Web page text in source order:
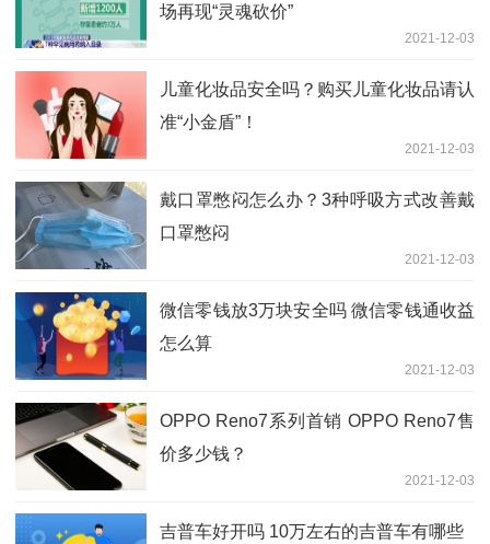
场再现“灵魂砍价”
2021-12-03
儿童化妆品安全吗？购买儿童化妆品请认
准“小金盾”！
2021-12-03
戴口罩憋闷怎么办？3种呼吸方式改善戴
口罩憋闷
2021-12-03
微信零钱放3万块安全吗 微信零钱通收益
怎么算
2021-12-03
OPPO Reno7系列首销 OPPO Reno7售
价多少钱？
2021-12-03
吉普车好开吗 10万左右的吉普车有哪些